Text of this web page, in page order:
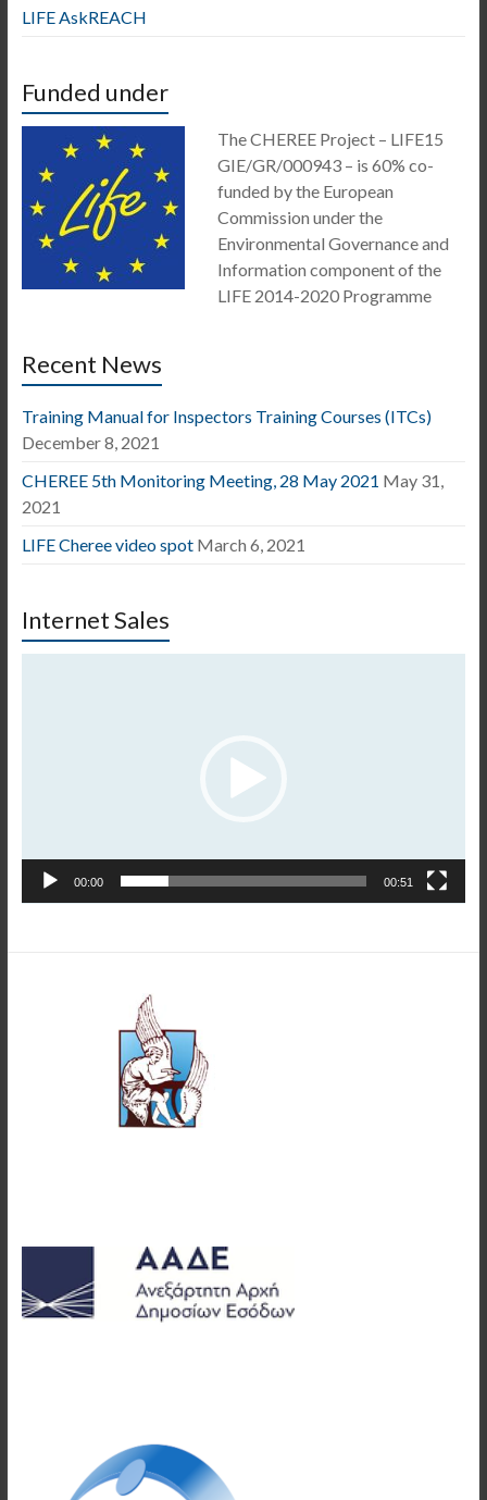
LIFE AskREACH
Funded under
The CHEREE Project – LIFE15
GIE/GR/000943 – is 60% co-
funded by the European
Commission under the
Environmental Governance and
Information component of the
LIFE 2014-2020 Programme
Recent News
Training Manual for Inspectors Training Courses (ITCs)
December 8, 2021
CHEREE 5th Monitoring Meeting, 28 May 2021 May 31,
2021
LIFE Cheree video spot March 6, 2021
Internet Sales
00:00 00:51